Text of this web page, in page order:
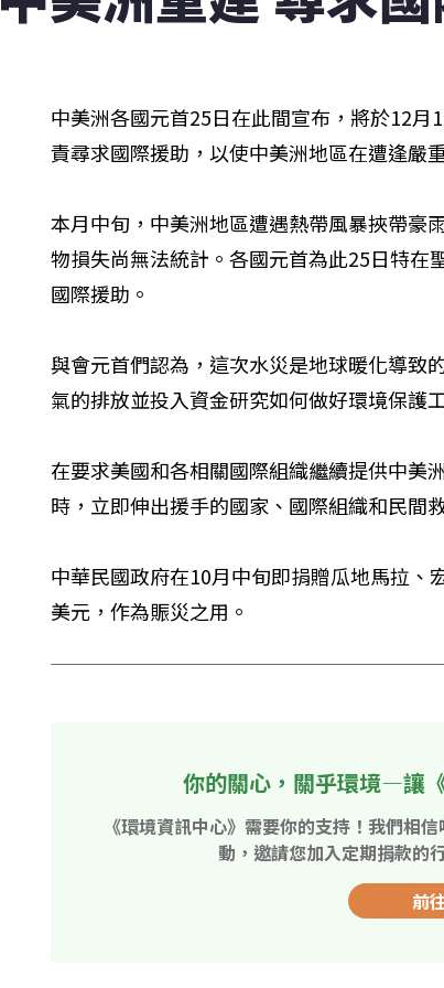
中美洲各國元首25日在此間宣布，將於12
責尋求國際援助，以使中美洲地區在遭逢嚴
本月中旬，中美洲地區遭遇熱帶風暴挾帶豪
物損失尚無法統計。各國元首為此25日特在
國際援助。
與會元首們認為，這次水災是地球暖化導致
氣的排放並投入資金研究如何做好環境保護
在要求美國和各相關國際組織繼續提供中美
時，立即伸出援手的國家、國際組織和民間
中華民國政府在10月中旬即捐贈瓜地馬拉
美元，作為賑災之用。
你的關心，關乎環境—讓
《環境資訊中心》需要你的支持！我們相
動，邀請您加入定期捐款的
前